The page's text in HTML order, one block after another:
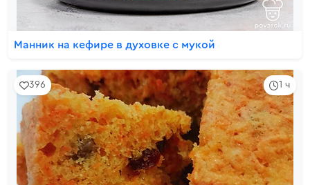
Манник на кефире в духовке с мукой
1 ч
396